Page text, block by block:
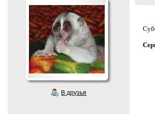
В друзья